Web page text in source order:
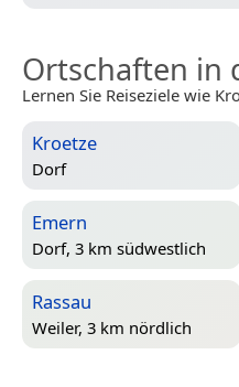
Ortschaften in
Lernen Sie Reiseziele wie
Kroetze
Dorf
Emern
Dorf, 3 km südwestlich
Rassau
Weiler, 3 km nördlich